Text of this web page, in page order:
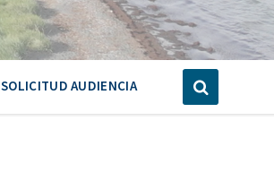
SOLICITUD AUDIENCIA